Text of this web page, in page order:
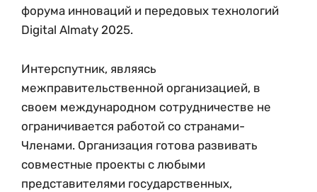
форума инноваций и передовых технологий
Digital Almaty 2025.
Интерспутник, являясь
межправительственной организацией, в
своем международном сотрудничестве не
ограничивается работой со странами-
Членами. Организация готова развивать
совместные проекты с любыми
представителями государственных,